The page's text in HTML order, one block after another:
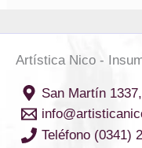
Artística Nico -
San Martín
Teléfono (0341)